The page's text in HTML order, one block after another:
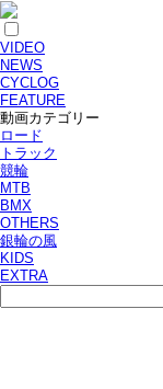
VIDEO
NEWS
CYCLOG
FEATURE
動画カテゴリー
ロード
トラック
競輪
MTB
BMX
OTHERS
銀輪の風
KIDS
EXTRA